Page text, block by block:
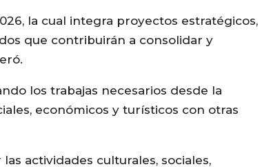
la cual integra proyectos estratégicos,
que contribuirán a consolidar y
los trabajas necesarios desde la
económicos y turísticos con otras
actividades culturales, sociales,